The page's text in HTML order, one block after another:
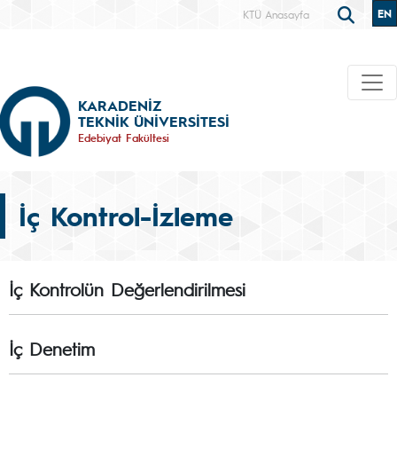
KTÜ Anasayfa EN
KARADENİZ
TEKNİK ÜNİVERSİTESİ
Edebiyat Fakültesi
İç Kontrol-İzleme
İç Kontrolün Değerlendirilmesi
İç Denetim